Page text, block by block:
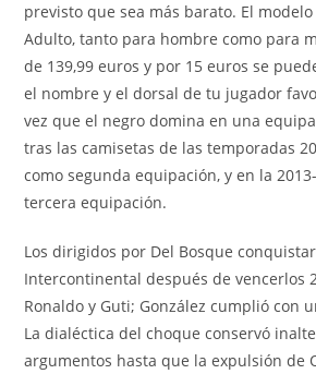
previsto que sea más barato. El
Adulto, tanto para hombre como para
de 139,99 euros y por 15 euros se
el nombre y el dorsal de tu jugador
vez que el negro domina en una
tras las camisetas de las temporadas
como segunda equipación, y en la
tercera equipación.
Los dirigidos por Del Bosque
Intercontinental después de vencerlos
Ronaldo y Guti; González cumplió con
La dialéctica del choque conservó
argumentos hasta que la expulsión de